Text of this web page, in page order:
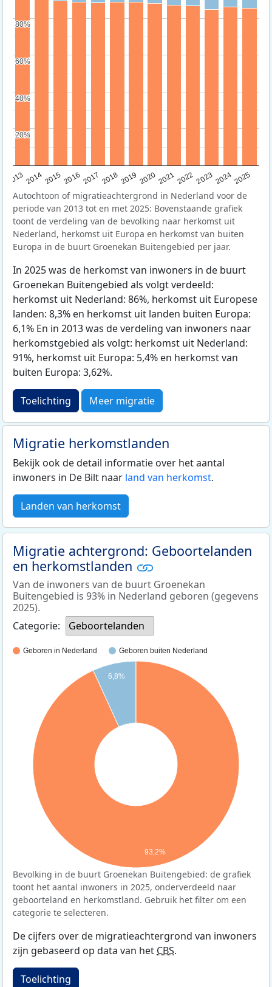
20132014201520162017 20182019 202020212022202320242025
20%
20%
40%
40%
60%
60%
80%
80%
Autochtoon of migratieachtergrond in Nederland voor de
periode van 2013 tot en met 2025: Bovenstaande grafiek
toont de verdeling van de bevolking naar herkomst uit
Nederland, herkomst uit Europa en herkomst van buiten
Europa in de buurt Groenekan Buitengebied per jaar.
In 2025 was de herkomst van inwoners in de buurt
Groenekan Buitengebied als volgt verdeeld:
herkomst uit Nederland: 86%, herkomst uit Europese
landen: 8,3% en herkomst uit landen buiten Europa:
6,1% En in 2013 was de verdeling van inwoners naar
herkomstgebied als volgt: herkomst uit Nederland:
91%, herkomst uit Europa: 5,4% en herkomst van
buiten Europa: 3,62%.
Toelichting Meer migratie
Migratie herkomstlanden
Bekijk ook de detail informatie over het aantal
inwoners in De Bilt naar land van herkomst.
Landen van herkomst
Migratie achtergrond: Geboortelanden
en herkomstlanden
Van de inwoners van de buurt Groenekan
Buitengebied is 93% in Nederland geboren (gegevens
2025).
Categorie:
Geboortelanden
Geboren in Nederland Geboren buiten Nederland
6,8%
93,2%
Bevolking in de buurt Groenekan Buitengebied: de grafiek
toont het aantal inwoners in 2025, onderverdeeld naar
geboorteland en herkomstland. Gebruik het filter om een
categorie te selecteren.
De cijfers over de migratieachtergrond van inwoners
zijn gebaseerd op data van het CBS.
Toelichting